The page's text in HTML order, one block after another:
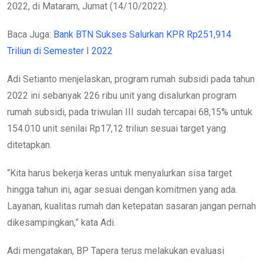
2022, di Mataram, Jumat (14/10/2022).
Baca Juga: Bank BTN Sukses Salurkan KPR Rp251,914
Triliun di Semester I 2022
Adi Setianto menjelaskan, program rumah subsidi pada tahun
2022 ini sebanyak 226 ribu unit yang disalurkan program
rumah subsidi, pada triwulan III sudah tercapai 68,15% untuk
154.010 unit senilai Rp17,12 triliun sesuai target yang
ditetapkan.
“Kita harus bekerja keras untuk menyalurkan sisa target
hingga tahun ini, agar sesuai dengan komitmen yang ada.
Layanan, kualitas rumah dan ketepatan sasaran jangan pernah
dikesampingkan,” kata Adi.
Adi mengatakan, BP Tapera terus melakukan evaluasi